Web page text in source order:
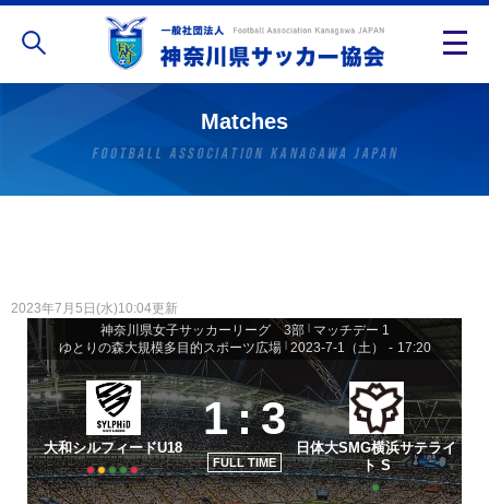
Matches
2023年7月5日(水)10:04更新
神奈川県女子サッカーリーグ 3部
マッチデー 1
ゆとりの森大規模多目的スポーツ広場
2023-7-1（土） - 17:20
大和シルフィードU18
1:3
FULL TIME
日体大SMG横浜サテライ
ト S